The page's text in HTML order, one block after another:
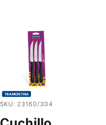
SKU: 23160/304